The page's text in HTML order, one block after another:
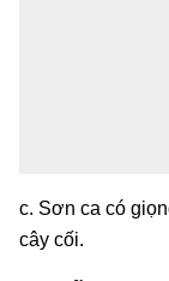
c. Sơn ca có
cây cối.